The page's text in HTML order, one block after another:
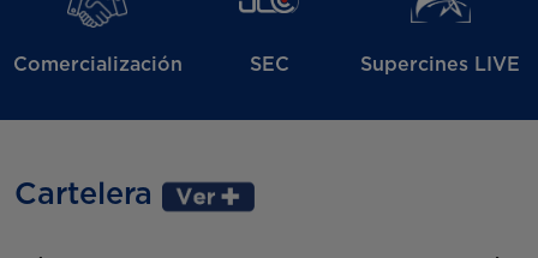
Comercialización SEC Supercines LIVE
Cartelera